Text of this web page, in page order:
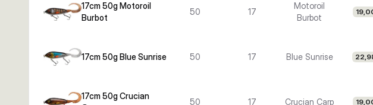
17cm 50g Motoroil
Burbot
50 17
Motoroil
Burbot
17cm 50g Blue Sunrise 50 17 Blue Sunrise
17cm 50g Crucian
50 17 Crucian Carp